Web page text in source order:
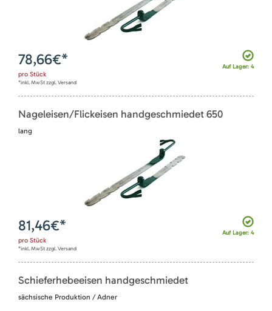
Auf Lager: 4
78,66€*
pro Stück
*inkl. MwSt zzgl. Versand
Nageleisen/Flickeisen handgeschmiedet 650
lang
Auf Lager: 4
81,46€*
pro Stück
*inkl. MwSt zzgl. Versand
Schieferhebeeisen handgeschmiedet
sächsische Produktion / Adner